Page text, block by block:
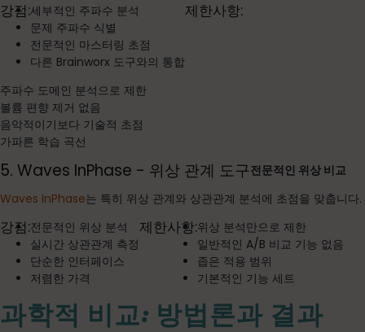
강점:세부적인 주파수 분석
문제 주파수 식별
전문적인 마스터링 초점
다른 Brainworx 도구와의 통합
제한사항:
주파수 도메인 분석으로 제한
볼륨 편향 제거 없음
음악적이기보다 기술적 초점
가파른 학습 곡선
5. Waves InPhase - 위상 관계 도구전문적인 위상 비교
Waves InPhase는 특히 위상 관계와 상관관계 분석에 초점을 맞춥니다.
강점:전문적인 위상 분석
실시간 상관관계 측정
단순한 인터페이스
저렴한 가격
제한사항:위상 분석만으로 제한
일반적인 A/B 비교 기능 없음
좁은 적용 범위
기본적인 기능 세트
과학적 비교: 방법론과 결과